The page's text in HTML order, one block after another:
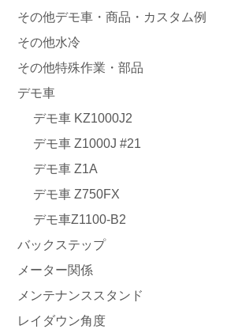
その他デモ車・商品・カスタム例
その他水冷
その他特殊作業・部品
デモ車
デモ車 KZ1000J2
デモ車 Z1000J #21
デモ車 Z1A
デモ車 Z750FX
デモ車Z1100-B2
バックステップ
メーター関係
メンテナンススタンド
レイダウン角度